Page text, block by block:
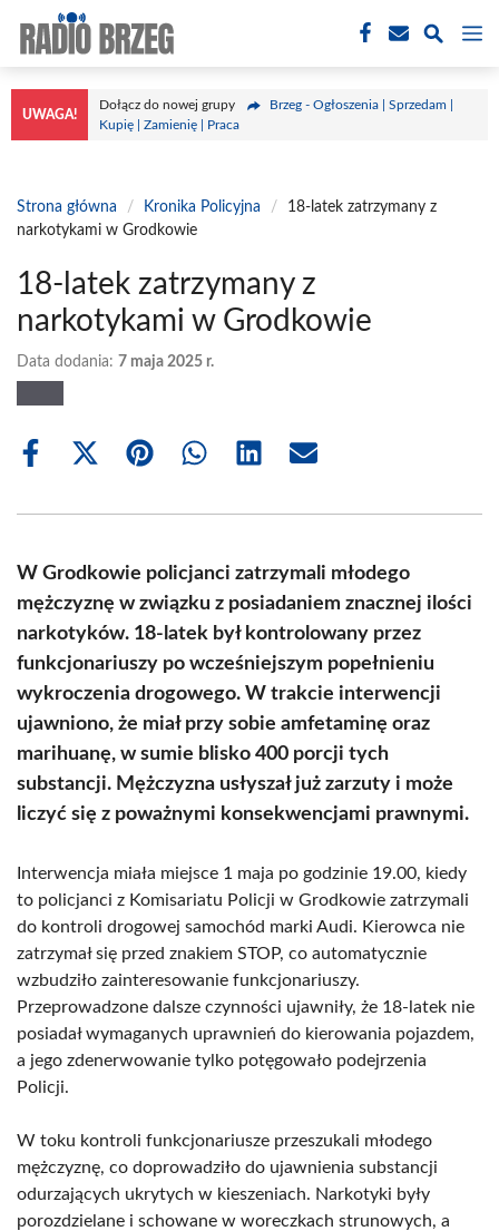
treści
UWAGA!
Dołącz do nowej grupy
Brzeg - Ogłoszenia | Sprzedam |
Kupię | Zamienię | Praca
Strona główna / Kronika Policyjna /
18-latek zatrzymany z
narkotykami w Grodkowie
18-latek zatrzymany z
narkotykami w Grodkowie
Data dodania: 7 maja 2025 r.
Share
Share
(Twitter)
Share Share Share Share
W Grodkowie policjanci zatrzymali młodego
mężczyznę w związku z posiadaniem znacznej ilości
narkotyków. 18-latek był kontrolowany przez
funkcjonariuszy po wcześniejszym popełnieniu
wykroczenia drogowego. W trakcie interwencji
ujawniono, że miał przy sobie amfetaminę oraz
marihuanę, w sumie blisko 400 porcji tych
substancji. Mężczyzna usłyszał już zarzuty i może
liczyć się z poważnymi konsekwencjami prawnymi.
Interwencja miała miejsce 1 maja po godzinie 19.00, kiedy
to policjanci z Komisariatu Policji w Grodkowie zatrzymali
do kontroli drogowej samochód marki Audi. Kierowca nie
zatrzymał się przed znakiem STOP, co automatycznie
wzbudziło zainteresowanie funkcjonariuszy.
Przeprowadzone dalsze czynności ujawniły, że 18-latek nie
posiadał wymaganych uprawnień do kierowania pojazdem,
a jego zdenerwowanie tylko potęgowało podejrzenia
Policji.
W toku kontroli funkcjonariusze przeszukali młodego
mężczyznę, co doprowadziło do ujawnienia substancji
odurzających ukrytych w kieszeniach. Narkotyki były
porozdzielane i schowane w woreczkach strunowych, a